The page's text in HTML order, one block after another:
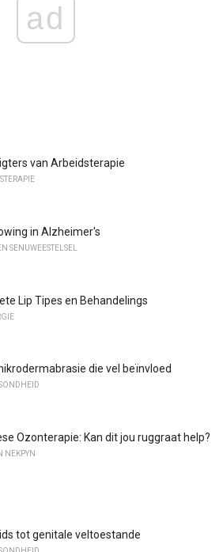
ad
van Arbeidsterapie
in Alzheimer's
SENUWEESTELSEL
Lip Tipes en Behandelings
die vel beïnvloed
Ozonterapie: Kan dit jou ruggraat help?
NEKPYN
tot genitale veltoestande